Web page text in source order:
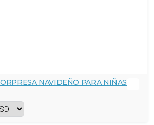
NAVIDEÑO PARA NIÑAS